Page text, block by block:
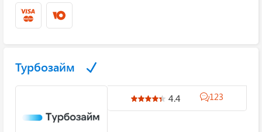
Турбозайм
4.4 123